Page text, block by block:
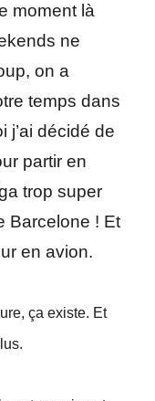
moment là
ne
on a
temps dans
j’ai décidé de
partir en
trop super
Barcelone ! Et
en avion.
ça existe. Et